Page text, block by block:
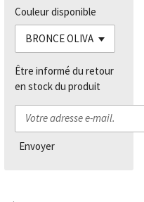
Couleur disponible
Être informé du retour
en stock du produit
Envoyer